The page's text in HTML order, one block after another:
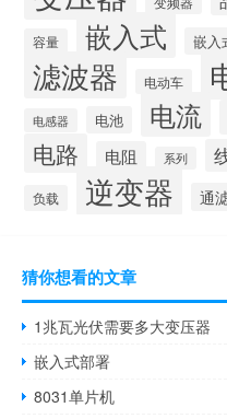
容量 嵌入式 嵌入
滤波器 电动车
电感器 电池 电流
电路 电阻 系列
负载 逆变器 通
猜你想看的文章
1兆瓦光伏需要多大变压器
嵌入式部署
8031单片机